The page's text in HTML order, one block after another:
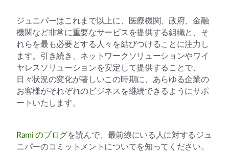
ジュニパーはこれまで以上に、医療機関、政府、金融
機関など非常に重要なサービスを提供する組織と、そ
れらを最も必要とする人々を結びつけることに注力し
ます。引き続き、ネットワークソリューションやワイ
ヤレスソリューションを安定して提供することで、
日々状況の変化が著しいこの時期に、あらゆる企業の
お客様がそれぞれのビジネスを継続できるようにサポ
ートいたします。
Rami のブログを読んで、最前線にいる人に対するジュ
ニパーのコミットメントについてを知ってください。